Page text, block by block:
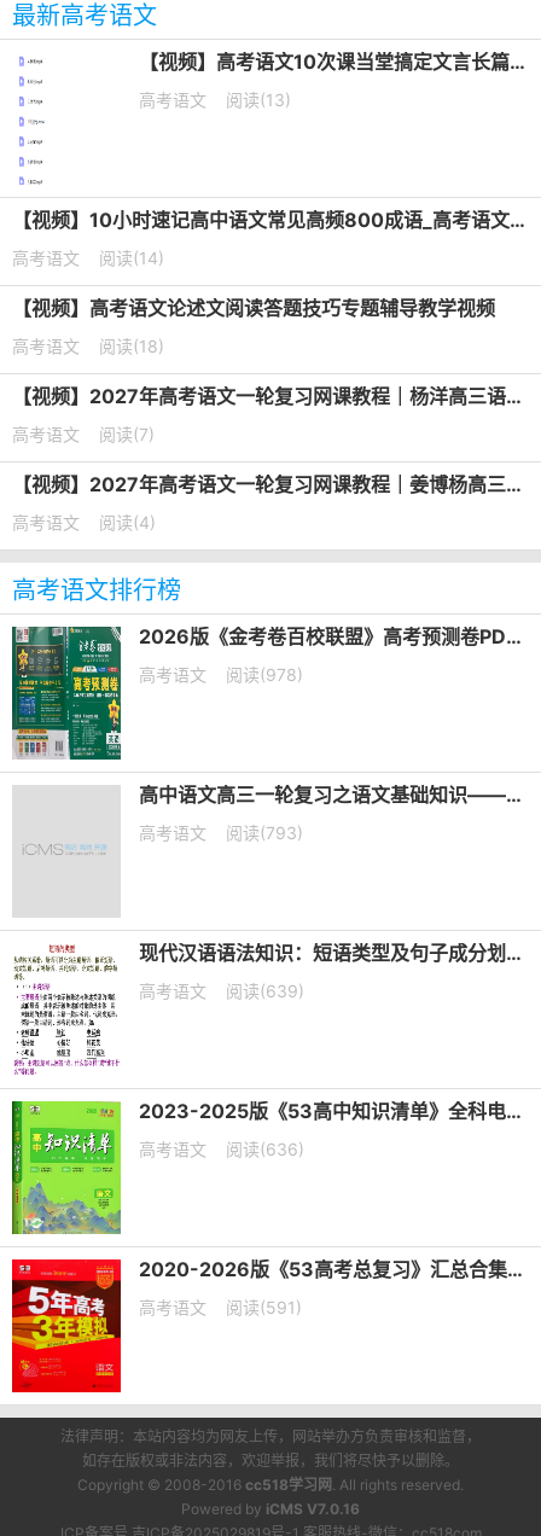
最新高考语文
【视频】高考语文10次课当堂搞定文言长篇默写培训课程
高考语文 阅读(13)
【视频】10小时速记高中语文常见高频800成语_高考语文成语专题课
高考语文 阅读(14)
【视频】高考语文论述文阅读答题技巧专题辅导教学视频
高考语文 阅读(18)
【视频】2027年高考语文一轮复习网课教程｜杨洋高三语文上学期暑假班视频教程
高考语文 阅读(7)
【视频】2027年高考语文一轮复习网课教程｜姜博杨高三语文上学期暑假班视频教程
高考语文 阅读(4)
高考语文排行榜
2026版《金考卷百校联盟》高考预测卷PDF电子版下载
高考语文 阅读(978)
高中语文高三一轮复习之语文基础知识——短语类型+课件（20张PPT）
高考语文 阅读(793)
现代汉语语法知识：短语类型及句子成分划分课件（共19张PPT）
高考语文 阅读(639)
2023-2025版《53高中知识清单》全科电子版下载
高考语文 阅读(636)
2020-2026版《53高考总复习》汇总合集五年高考三年模拟电子版下载
高考语文 阅读(591)
法律声明：本站内容均为网友上传，网站举办方负责审核和监督，
如存在版权或非法内容，欢迎举报，我们将尽快予以删除。
Copyright © 2008-2016 cc518学习网 . All rights reserved.
Powered by iCMS V7.0.16